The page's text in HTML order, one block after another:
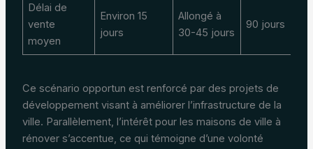
Délai de
vente
moyen
Environ 15
jours
Allongé à
30-45 jours
90 jours
Ce scénario opportun est renforcé par des projets de
développement visant à améliorer l’infrastructure de la
ville. Parallèlement, l’intérêt pour les maisons de ville à
rénover s’accentue, ce qui témoigne d’une volonté